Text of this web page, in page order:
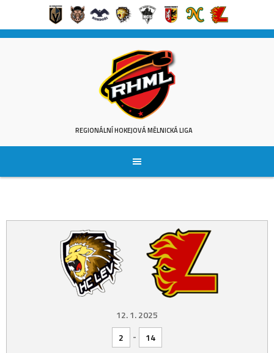
Skip
REGIONÁLNÍ HOKEJOVÁ MĚLNICKÁ LIGA
12. 1. 2025
2
-
14